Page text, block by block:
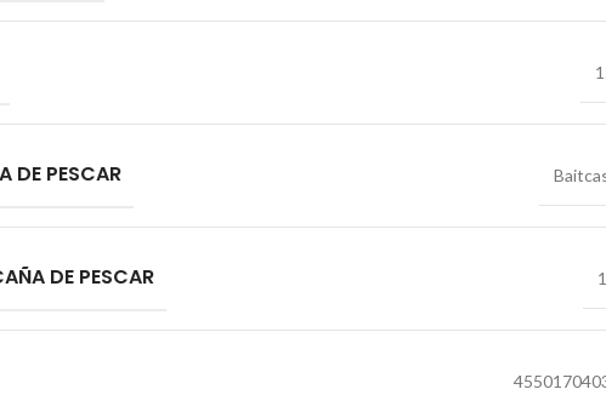
DE PESCAR
DE PESCAR